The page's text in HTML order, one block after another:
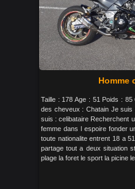
Homme
Taille : 178 Age : 51 Poids :
des cheveux : Chatain Je suis
suis : celibataire Recherchent
femme dans l espoire fonder
toute nationalite entrent 18 a
partage tout a deux situation
plage la foret le sport la picine